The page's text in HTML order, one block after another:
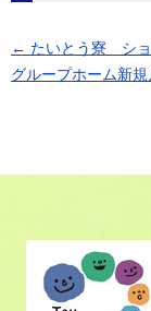
← たいとう寮 ショ
グループホーム新